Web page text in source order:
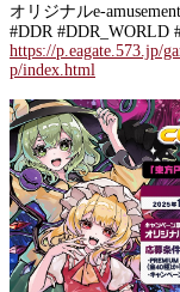
オリジナルe-
#DDR #DDR_WORLD
https://p.eagate.573.jp/
p/index.html